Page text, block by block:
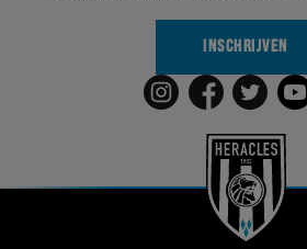
INSCHRIJVEN